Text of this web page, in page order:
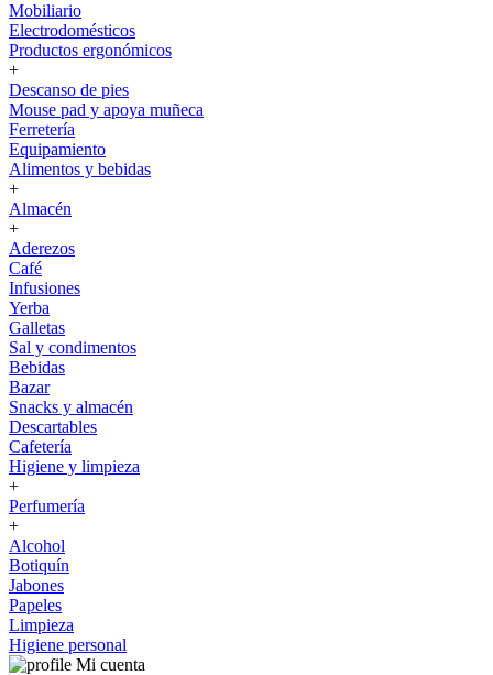
Mobiliario
Electrodomésticos
Productos ergonómicos
+
Descanso de pies
Mouse pad y apoya muñeca
Ferretería
Equipamiento
Alimentos y bebidas
+
Almacén
+
Aderezos
Café
Infusiones
Yerba
Galletas
Sal y condimentos
Bebidas
Bazar
Snacks y almacén
Descartables
Cafetería
Higiene y limpieza
+
Perfumería
+
Alcohol
Botiquín
Jabones
Papeles
Limpieza
Higiene personal
Mi cuenta